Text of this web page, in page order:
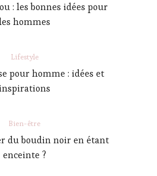
: les bonnes idées pour
hommes
Lifestyle
pour homme : idées et
Bien-être
du boudin noir en étant
enceinte ?